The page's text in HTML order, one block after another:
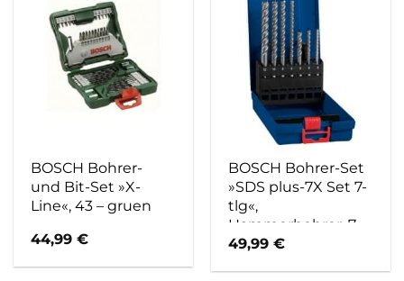
BOSCH Bohrer-
und Bit-Set »X-
Line«, 43 – gruen
44,99€
BOSCH Bohrer-Set
»SDS plus-7X Set 7-
tlg«,
Hammerbohrer, 7-
teilig – blau
49,99€